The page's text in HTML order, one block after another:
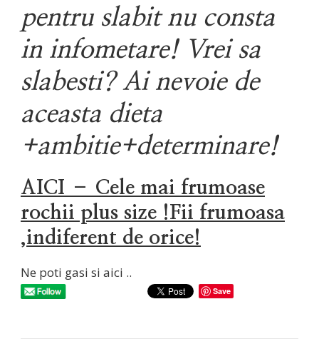
pentru slabit nu consta
in infometare! Vrei sa
slabesti? Ai nevoie de
aceasta dieta
+ambitie+determinare!
AICI – Cele mai frumoase
rochii plus size !Fii frumoasa
,indiferent de orice!
Ne poti gasi si aici ..
Save